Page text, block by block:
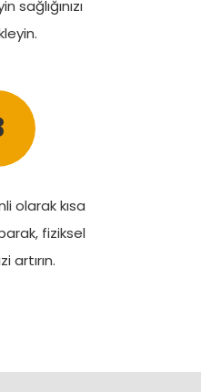
sağlığınızı
olarak kısa
fiziksel
artırın.